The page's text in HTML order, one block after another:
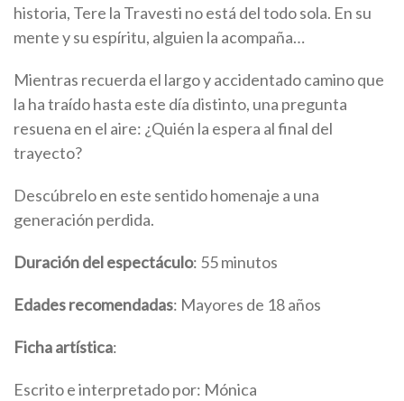
historia, Tere la Travesti no está del todo sola. En su
mente y su espíritu, alguien la acompaña…
Mientras recuerda el largo y accidentado camino que
la ha traído hasta este día distinto, una pregunta
resuena en el aire: ¿Quién la espera al final del
trayecto?
Descúbrelo en este sentido homenaje a una
generación perdida.
Duración del espectáculo: 55 minutos
Edades recomendadas: Mayores de 18 años
Ficha artística:
Escrito e interpretado por: Mónica